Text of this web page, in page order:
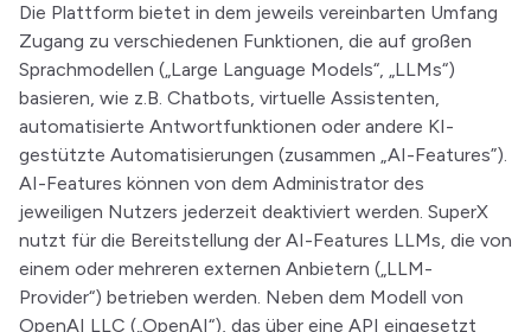
Die Plattform bietet in dem jeweils vereinbarten Umfang
Zugang zu verschiedenen Funktionen, die auf großen
Sprachmodellen („Large Language Models“, „LLMs“)
basieren, wie z.B. Chatbots, virtuelle Assistenten,
automatisierte Antwortfunktionen oder andere KI-
gestützte Automatisierungen (zusammen „AI-Features”).
AI-Features können von dem Administrator des
jeweiligen Nutzers jederzeit deaktiviert werden. SuperX
nutzt für die Bereitstellung der AI-Features LLMs, die von
einem oder mehreren externen Anbietern („LLM-
Provider“) betrieben werden. Neben dem Modell von
OpenAI LLC („OpenAI“), das über eine API eingesetzt